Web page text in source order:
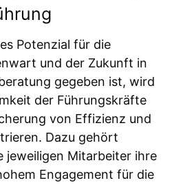
Potenzial für die
und der Zukunft in
gegeben ist, wird
der Führungskräfte
von Effizienz und
Dazu gehört
jeweiligen Mitarbeiter ihre
Engagement für die